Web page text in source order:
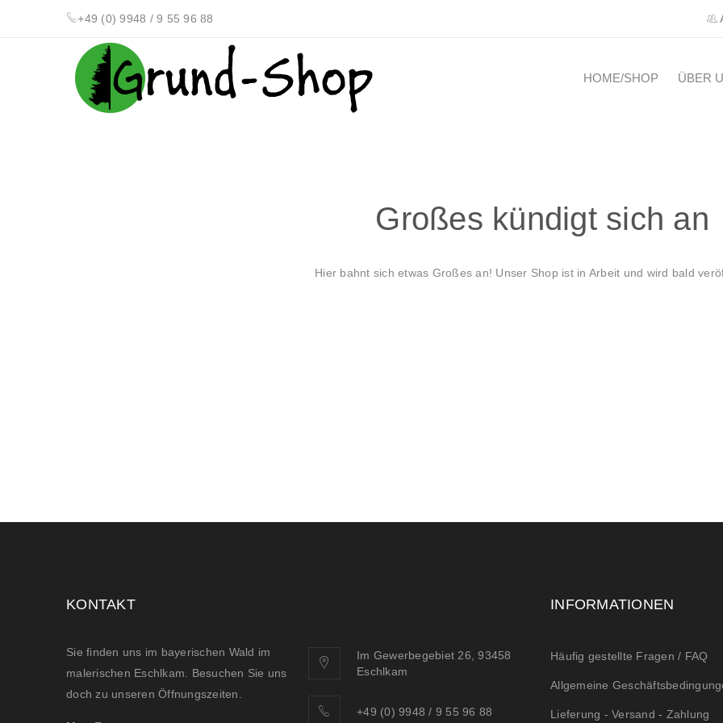
+49 (0) 9948 / 9 55 96 88
HOME/SHOP ÜBER
Großes kündigt sich an
Hier bahnt sich etwas Großes an! Unser Shop ist in Arbeit und wird bald
KONTAKT
Sie finden uns im bayerischen Wald im
malerischen Eschlkam. Besuchen Sie uns
doch zu unseren Öffnungszeiten.
Im Gewerbegebiet 26, 93458
Eschlkam
+49 (0) 9948 / 9 55 96 88
INFORMATIONEN
Häufig gestellte Fragen / FAQ
Allgemeine
Lieferung - Versand - Zahlung